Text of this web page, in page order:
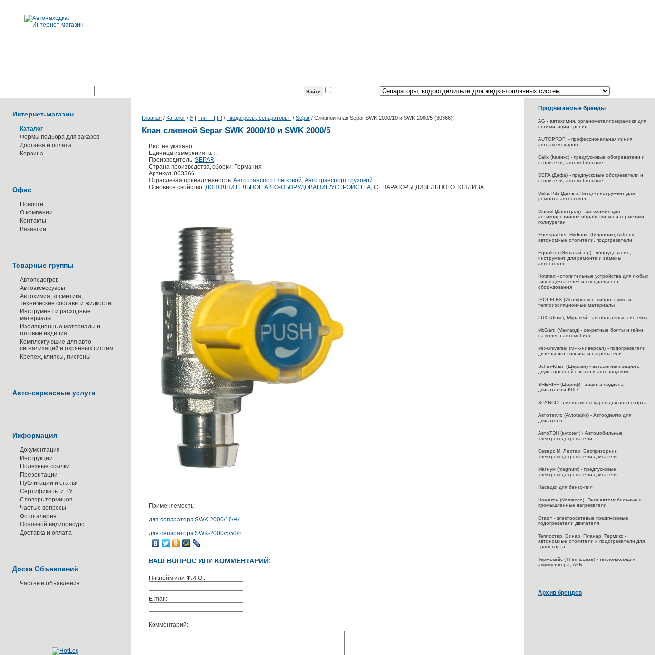
Интернет-магазин
Каталог
Формы подбора для заказов
Доставка и оплата
Корзина
Офис
Новости
О компании
Контакты
Вакансии
Товарные группы
Автоподогрев
Автоаксессуары
Автохимия, косметика,
технические составы и жидкости
Инструмент и расходные
материалы
Изоляционные материалы и
готовые изделия
Комплектующие для авто-
сигнализаций и охранных систем
Крепеж, клипсы, пистоны
Авто-сервисные услуги
Информация
Документация
Инструкции
Полезные ссылки
Презентации
Публикации и статьи
Сертификаты и ТУ
Словарь терминов
Частые вопросы
Фотогалерея
Основной видиоресурс
Доставка и оплата
Доска Объявлений
Частные объявления
Главная / Каталог / Я|||_нп-т_|||R / _подогревы, сепараторы_ / Separ / Сливной кпан Separ SWK 2000/10 и SWK 2000/5 (30366)
Кпан сливной Separ SWK 2000/10 и SWK 2000/5
Вес: не указано
Единица измерения: шт.
Производитель: SEPAR
Страна производства, сборки: Германия
Артикул: 063366
Отраслевая принадлежность: Автотранспорт легковой, Автотранспорт грузовой
Основное свойство: ДОПОЛНИТЕЛЬНОЕ АВТО-ОБОРУДОВАНИЕ/УСТРОЙСТВА, СЕПАРАТОРЫ ДИЗЕЛЬНОГО ТОПЛИВА
Применяемость:
для сепаратора SWK-2000/10/H/
для сепаратора SWK-2000/5/50/h
ВАШ ВОПРОС ИЛИ КОММЕНТАРИЙ:
Никнейм или Ф.И.О.:
E-mail:
Комментарий:
Продвигаемые бренды
AG - автохимия, органометаллокерамика для
оптимизации трения
AUTOPROFI - профессиональная линия
автоаксессуаров
Calix (Каликс) - предпусковые обогреватели и
отопители, автомобильные
DEFA (Дефа) - предпусковые обогреватели и
отопители, автомобильные
Delta Kits (Дельта Китс) - инструмент для
ремонта автостекол
Dinitrol (Динитрол) - автохимия для
антикоррозийной обработки клеи герметики
полиуретан
Eberspacher, Hydronic (Гидроник), Airtronic -
автономные отопители, подогреватели
Equalizer (Эквалайзер) - оборудование,
инструмент для ремонта и замены
автостекол
Hotstart - отопительные устройства для любых
типов двигателей и специального
оборудования
ISOLFLEX (Исолфлекс) - вибро, шумо и
теплоизоляционные материалы
LUX (Люкс), Муравей - автобагажные системы
McGard (Макгард) - секретные болты и гайки
на колеса автомобиля
MR-Universal (МР-Универсал) - подогреватели
дизельного топлива и нагреватели
Scher-Khan (Шерхан) - автосигнализация с
двухсторонней связью и автозапуском
SHERIFF (Шериф) - защита поддона
двигателя и КПП
SPARCO - линия аксессуаров для авто-спорта
Автотепло (Avtoteplo) - Автоодеяло для
двигателя
АвтоТЭН (avtoten) - Автомобильные
электроподогреватели
Северс M, Лестар, Беспризорник
электроподогреватели двигателя
Магнум (magnum) - предпусковые
электроподогреватели двигателя
Насадки для бензо-пил
Номакон (Nomacon), Энгл автомобильные и
промышленные нагреватели
Старт - электросетевые предпусковые
подогреватели двигателя
Теплостар, Бинар, Планар, Термикс -
автономные отопители и подогреватели для
транспорта
Термокейс (Thermocase) - теплоизоляция
аккумулятора, АКБ
Архив брендов